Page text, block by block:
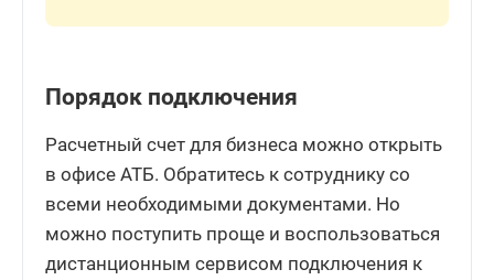
Порядок подключения
Расчетный счет для бизнеса можно открыть
в офисе АТБ. Обратитесь к сотруднику со
всеми необходимыми документами. Но
можно поступить проще и воспользоваться
дистанционным сервисом подключения к